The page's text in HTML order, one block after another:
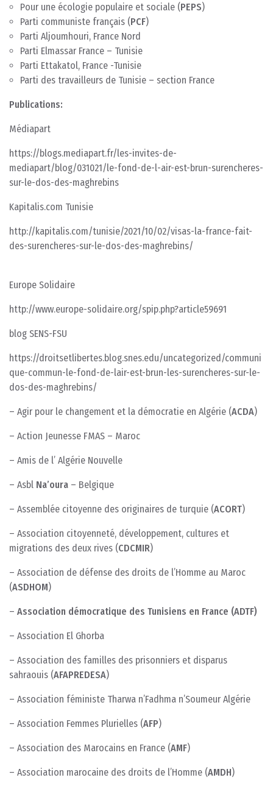
Pour une écologie populaire et sociale (PEPS)
Parti communiste français (PCF)
Parti Aljoumhouri, France Nord
Parti Elmassar France – Tunisie
Parti Ettakatol, France -Tunisie
Parti des travailleurs de Tunisie – section France
Publications:
Médiapart
https://blogs.mediapart.fr/les-invites-de-
mediapart/blog/031021/le-fond-de-l-air-est-brun-surencheres-
sur-le-dos-des-maghrebins
Kapitalis.com Tunisie
http://kapitalis.com/tunisie/2021/10/02/visas-la-france-fait-
des-surencheres-sur-le-dos-des-maghrebins/
Europe Solidaire
http://www.europe-solidaire.org/spip.php?article59691
blog SENS-FSU
https://droitsetlibertes.blog.snes.edu/uncategorized/communi
que-commun-le-fond-de-lair-est-brun-les-surencheres-sur-le-
dos-des-maghrebins/
– Agir pour le changement et la démocratie en Algérie (ACDA)
– Action Jeunesse FMAS – Maroc
– Amis de l’ Algérie Nouvelle
– Asbl Na’oura – Belgique
– Assemblée citoyenne des originaires de turquie (ACORT)
– Association citoyenneté, développement, cultures et
migrations des deux rives (CDCMIR)
– Association de défense des droits de l’Homme au Maroc
(ASDHOM)
– Association démocratique des Tunisiens en France (ADTF)
– Association El Ghorba
– Association des familles des prisonniers et disparus
sahraouis (AFAPREDESA)
– Association féministe Tharwa n’Fadhma n’Soumeur Algérie
– Association Femmes Plurielles (AFP)
– Association des Marocains en France (AMF)
– Association marocaine des droits de l’Homme (AMDH)